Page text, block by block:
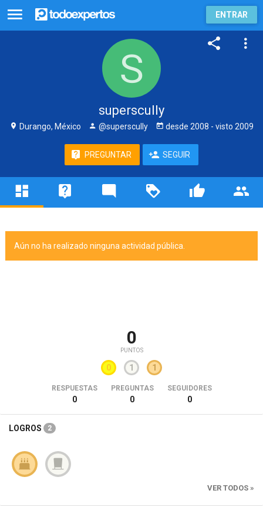
ENTRAR
superscully
Durango, México @superscully desde 2008 - visto 2009
PREGUNTAR SEGUIR
Aún no ha realizado ninguna actividad pública.
0
PUNTOS
0 1 1
RESPUESTAS
0
PREGUNTAS
0
SEGUIDORES
0
LOGROS 2
VER TODOS »